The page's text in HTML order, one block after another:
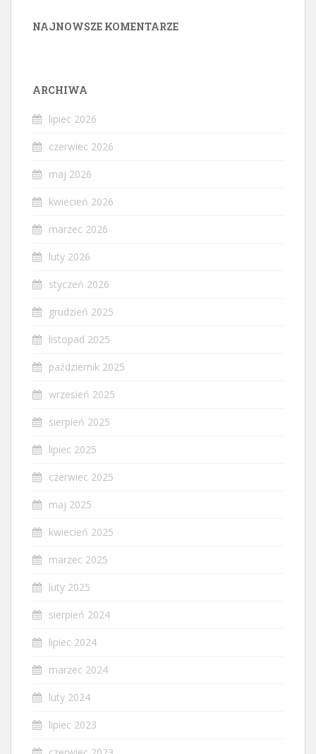
NAJNOWSZE KOMENTARZE
ARCHIWA
lipiec 2026
czerwiec 2026
maj 2026
kwiecień 2026
marzec 2026
luty 2026
styczeń 2026
grudzień 2025
listopad 2025
październik 2025
wrzesień 2025
sierpień 2025
lipiec 2025
czerwiec 2025
maj 2025
kwiecień 2025
marzec 2025
luty 2025
sierpień 2024
lipiec 2024
marzec 2024
luty 2024
lipiec 2023